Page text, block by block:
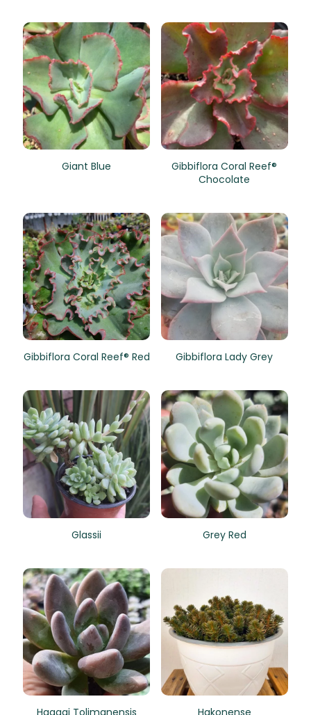
Giant Blue
Gibbiflora Coral Reef®
Chocolate
Gibbiflora Coral Reef® Red Gibbiflora Lady Grey
Glassii Grey Red